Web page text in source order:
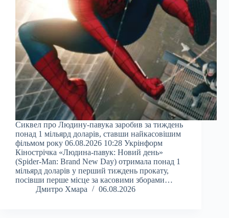
Сиквел про Людину-павука заробив за тиждень
понад 1 мільярд доларів, ставши найкасовішим
фільмом року 06.08.2026 10:28 Укрінформ
Кінострічка «Людина-павук: Новий день»
(Spider-Man: Brand New Day) отримала понад 1
мільярд доларів у перший тиждень прокату,
посівши перше місце за касовими зборами…
Дмитро Хмара
06.08.2026